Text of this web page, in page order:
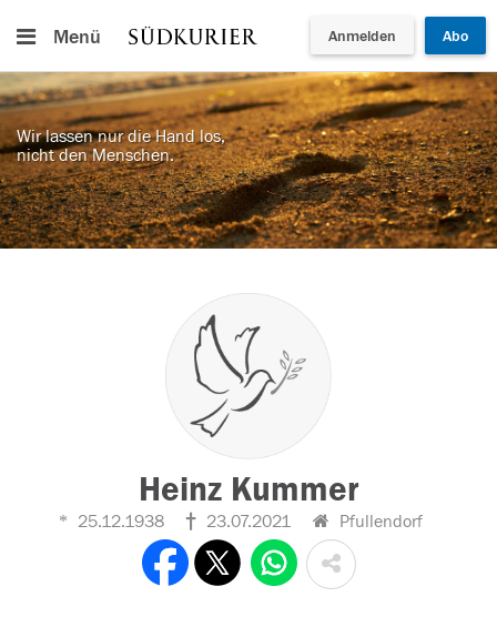
Menü Anmelden Abo
Wir lassen nur die Hand los,
nicht den Menschen.
Heinz Kummer
25.12.1938 23.07.2021 Pfullendorf